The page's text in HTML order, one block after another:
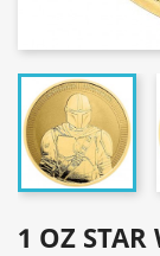
1 OZ